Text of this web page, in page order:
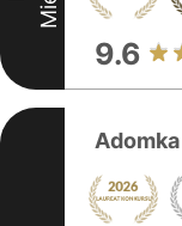
9.6